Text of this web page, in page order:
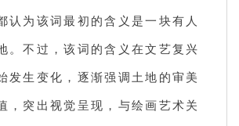
认为该词最初的含义是一块有人
。不过，该词的含义在文艺复兴
发生变化，逐渐强调土地的审美
，突出视觉呈现，与绘画艺术关